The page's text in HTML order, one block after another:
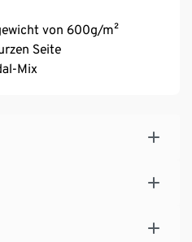
von 600g/m²
Seite
Mix